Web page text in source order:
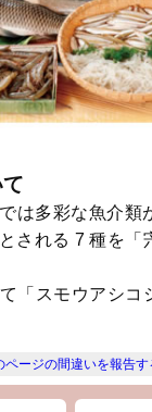
は多彩な魚介類
される 7 種を「
「スモウアシコ
ページの間違いを報告す